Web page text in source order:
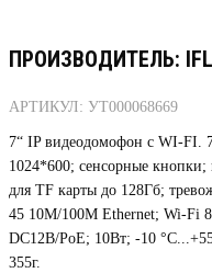
ПРОИЗВОДИТЕЛЬ:
АРТИКУЛ: УТ000068669
7“ IP видеодомофон с WI-FI.
1024*600; сенсорные
для TF карты до 128Гб;
45 10M/100M Ethernet; Wi-Fi
DC12В/PoE; 10Вт; -10
355г.